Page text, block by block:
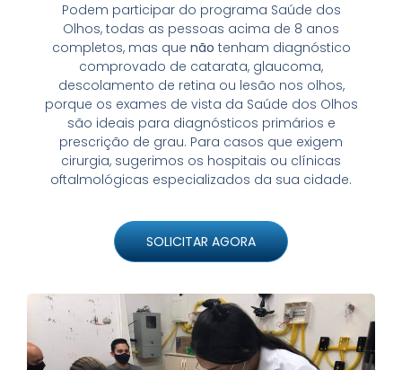
Podem participar do programa Saúde dos
Olhos, todas as pessoas acima de 8 anos
completos, mas que não tenham diagnóstico
comprovado de catarata, glaucoma,
descolamento de retina ou lesão nos olhos,
porque os exames de vista da Saúde dos Olhos
são ideais para diagnósticos primários e
prescrição de grau. Para casos que exigem
cirurgia, sugerimos os hospitais ou clínicas
oftalmológicas especializados da sua cidade.
SOLICITAR AGORA